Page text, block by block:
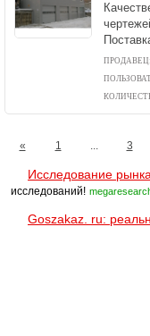
ПРОДАВЕЦ:
« 1 ... 3
Исследование рынка.
исследований!
Goszakaz. ru: